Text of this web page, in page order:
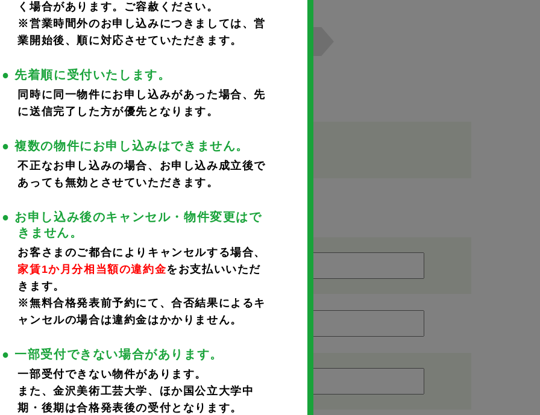
※ が付いているものは、入力必須項目です。
パインビレッジ
く場合があります。ご容赦ください。
※営業時間外のお申し込みにつきましては、営
業開始後、順に対応させていただきます。
● 先着順に受付いたします。
同時に同一物件にお申し込みがあった場合、先
に送信完了した方が優先となります。
● 複数の物件にお申し込みはできません。
不正なお申し込みの場合、お申し込み成立後で
あっても無効とさせていただきます。
● お申し込み後のキャンセル・物件変更はで
きません。
お客さまのご都合によりキャンセルする場合、
家賃1か月分相当額の違約金をお支払いいただ
きます。
※無料合格発表前予約にて、合否結果によるキ
ャンセルの場合は違約金はかかりません。
● 一部受付できない場合があります。
一部受付できない物件があります。
また、金沢美術工芸大学、ほか国公立大学中
期・後期は合格発表後の受付となります。